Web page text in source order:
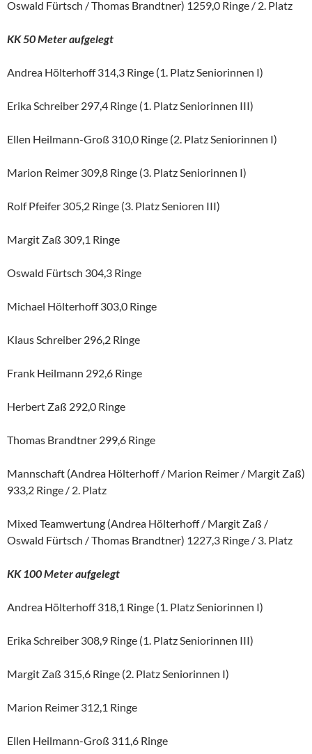
Oswald Fürtsch / Thomas Brandtner) 1259,0 Ringe / 2. Platz
KK 50 Meter aufgelegt
Andrea Hölterhoff 314,3 Ringe (1. Platz Seniorinnen I)
Erika Schreiber 297,4 Ringe (1. Platz Seniorinnen III)
Ellen Heilmann-Groß 310,0 Ringe (2. Platz Seniorinnen I)
Marion Reimer 309,8 Ringe (3. Platz Seniorinnen I)
Rolf Pfeifer 305,2 Ringe (3. Platz Senioren III)
Margit Zaß 309,1 Ringe
Oswald Fürtsch 304,3 Ringe
Michael Hölterhoff 303,0 Ringe
Klaus Schreiber 296,2 Ringe
Frank Heilmann 292,6 Ringe
Herbert Zaß 292,0 Ringe
Thomas Brandtner 299,6 Ringe
Mannschaft (Andrea Hölterhoff / Marion Reimer / Margit Zaß)
933,2 Ringe / 2. Platz
Mixed Teamwertung (Andrea Hölterhoff / Margit Zaß /
Oswald Fürtsch / Thomas Brandtner) 1227,3 Ringe / 3. Platz
KK 100 Meter aufgelegt
Andrea Hölterhoff 318,1 Ringe (1. Platz Seniorinnen I)
Erika Schreiber 308,9 Ringe (1. Platz Seniorinnen III)
Margit Zaß 315,6 Ringe (2. Platz Seniorinnen I)
Marion Reimer 312,1 Ringe
Ellen Heilmann-Groß 311,6 Ringe